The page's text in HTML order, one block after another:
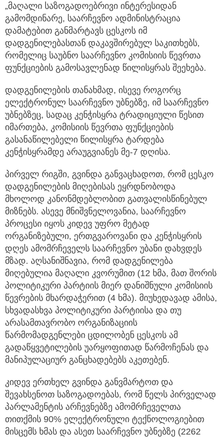
„მაღალი საზოგადოებრივი ინტერესიდან
გამომდინარე, საარჩევნო ადმინისტრაცია
დამატებით განმარტავს ცესკოს იმ
დადგენილებასთან დაკავშირებულ საკითხებს,
რომელიც საუბნო საარჩევნო კომისიის წევრთა
ფუნქციების გამოსავლენად წილისყრას შეეხება.
დადგენილების თანახმად, ისევე როგორც
ელექტრონულ საარჩევნო უბნებზე, იმ საარჩევნო
უბნებზეც, სადაც კენჭისყრა ტრადიციული წესით
იმართება, კომისიის წევრთა ფუნქციების
გასანაწილებელი წილისყრა ტარდება
კენჭისყრამდე არაუგვიანეს მე-7 დღისა.
პირველ რიგში, გვინდა განვაცხადოთ, რომ ცესკო
დადგენილების მიღებისას ეყრდნობოდა
მხოლოდ კანონმდებლობით გათვალისწინებულ
მიზნებს. ასევე მნიშვნელოვანია, საარჩევნო
პროცესი იყოს კიდევ უფრო მეტად
ორგანიზებული, ერთგვაროვანი და კენჭისყრის
დღეს ამომრჩეველს საარჩევნო უბანი დახვდეს
მზად. აღსანიშნავია, რომ დადგენილება
მიღებულია მაღალი კვორუმით (12 ხმა, მათ შორის
პოლიტიკური პარტიის მიერ დანიშნული კომისიის
წევრების მხარდაჭერით (4 ხმა). მიუხედავად ამისა,
სხვადასხვა პოლიტიკური პარტიისა და თუ
არასამთავრობო ორგანიზაციის
წარმომადგენლები ცდილობენ ცესკოს ამ
გადაწყვეტილების უარყოფითად წარმოჩენას და
მანიპულაციურ განცხადებებს აკეთებენ.
კიდევ ერთხელ გვინდა განვმარტოთ და
შევახსენოთ საზოგადოებას, რომ წელს პირველად
პარლამენტის არჩევნებზე ამომრჩეველთა
თითქმის 90% ელექტრონული ტექნოლოგიებით
მისცემს ხმას და ასეთ საარჩევნო უბნებზე (2262